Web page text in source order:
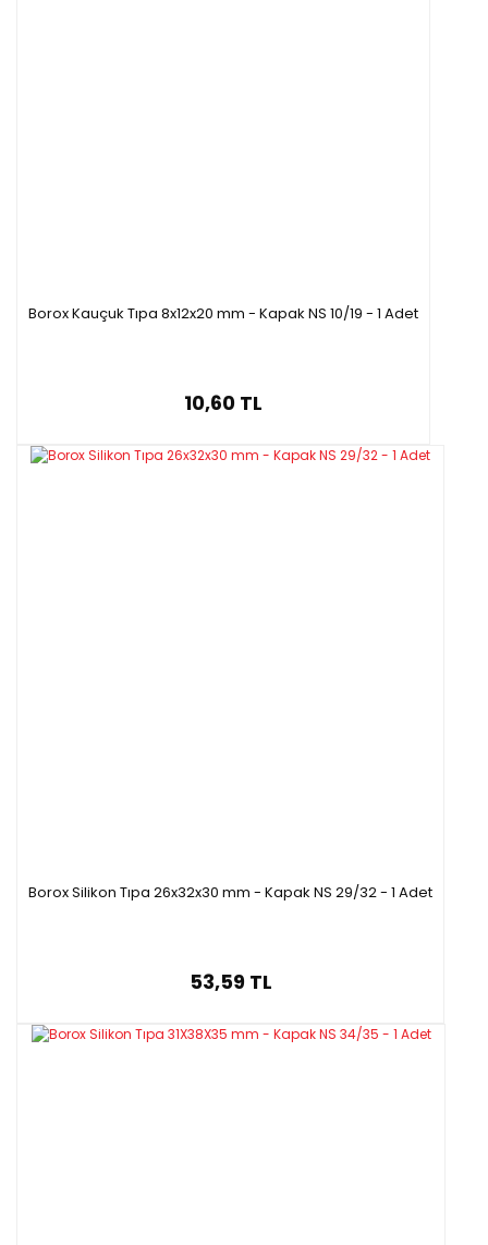
Borox Kauçuk Tıpa 8x12x20 mm - Kapak NS 10/19 - 1 Adet
10,60 TL
Borox Silikon Tıpa 26x32x30 mm - Kapak NS 29/32 - 1 Adet
53,59 TL